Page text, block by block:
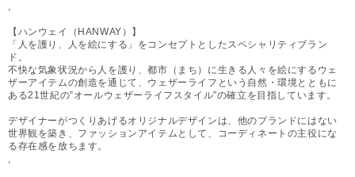
【ハンウェイ（HANWAY）】
「人を護り、人を絵にする」をコンセプトとしたスペシャリティブラン
ド。
不快な気象状況から人を護り、都市（まち）に生きる人々を絵にするウェ
ザーアイテムの創造を通じて、ウェザーライフという自然・環境とともに
ある21世紀の”オールウェザーライフスタイル”の確立を目指しています。
デザイナーがつくりあげるオリジナルデザインは、他のブランドにはない
世界観を築き、ファッションアイテムとして、コーディネートの主役にな
る存在感を放ちます。